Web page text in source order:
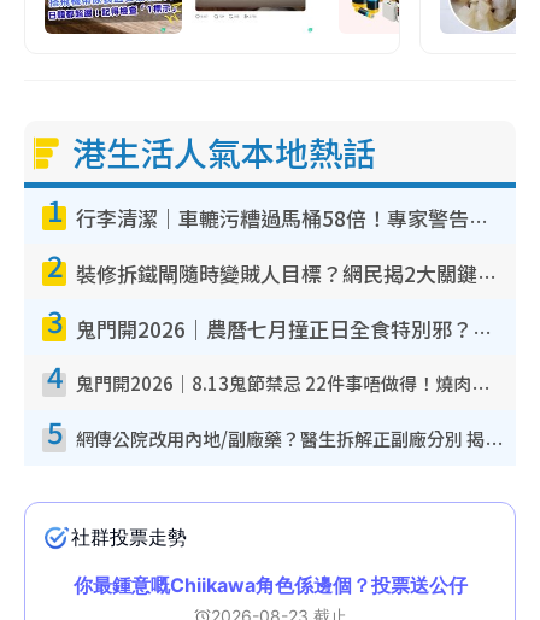
港生活人氣本地熱話
1 行李清潔｜車轆污糟過馬桶58倍！專家警告忌用酒精抹 教1招免污手除菌
2 裝修拆鐵閘隨時變賊人目標？網民揭2大關鍵用途：裝新式等於白裝？附新舊鐵閘分別
3 鬼門開2026｜農曆七月撞正日全食特別邪？專家警告切忌做一事！揭4大禁忌+2招保平安
4 鬼門開2026｜8.13鬼節禁忌 22件事唔做得！燒肉、刺身要少食？半夜勿吹口哨/打呢個電話
5 網傳公院改用內地/副廠藥？醫生拆解正副廠分別 揭4類人換藥隨時出事